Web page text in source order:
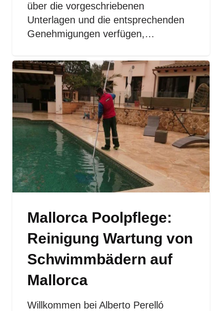
über die vorgeschriebenen
Unterlagen und die entsprechenden
Genehmigungen verfügen,…
Mallorca Poolpflege:
Reinigung Wartung von
Schwimmbädern auf
Mallorca
Willkommen bei Alberto Perelló